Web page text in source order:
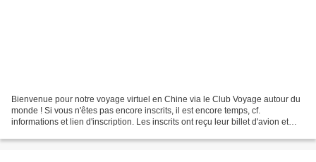
Bienvenue pour notre voyage virtuel en Chine via le Club Voyage autour du
monde ! Si vous n'êtes pas encore inscrits, il est encore temps, cf.
informations et lien d'inscription. Les inscrits ont reçu leur billet d'avion et